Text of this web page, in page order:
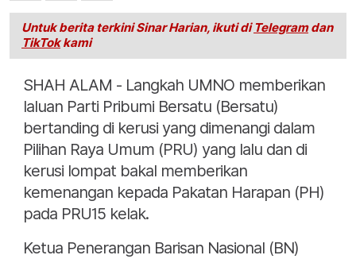
Untuk berita terkini Sinar Harian, ikuti di Telegramdan
TikTokkami
SHAH ALAM - Langkah UMNO memberikan
laluan Parti Pribumi Bersatu (Bersatu)
bertanding di kerusi yang dimenangi dalam
Pilihan Raya Umum (PRU) yang lalu dan di
kerusi lompat bakal memberikan
kemenangan kepada Pakatan Harapan (PH)
pada PRU15 kelak.
Ketua Penerangan Barisan Nasional (BN)